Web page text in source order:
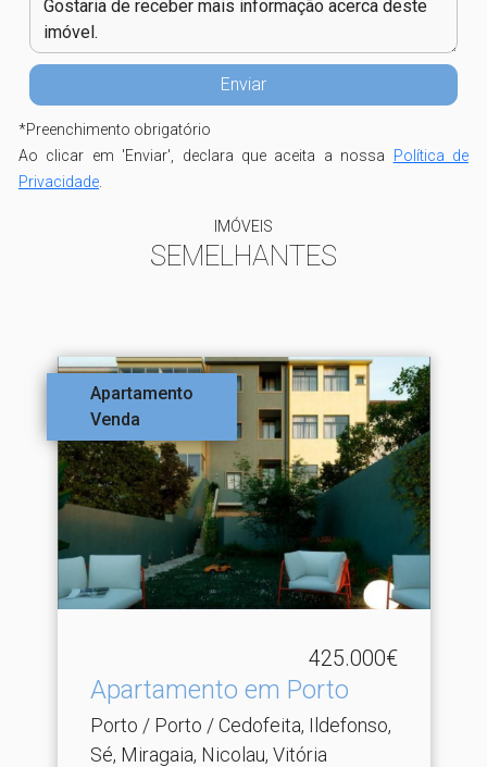
*Preenchimento obrigatório
Ao clicar em 'Enviar', declara que aceita a nossa Política de
Privacidade
IMÓVEIS
SEMELHANTES
Apartamento
Venda
425.000€
Apartamento em Porto
Porto / Porto / Cedofeita, Ildefonso,
Sé, Miragaia, Nicolau, Vitória